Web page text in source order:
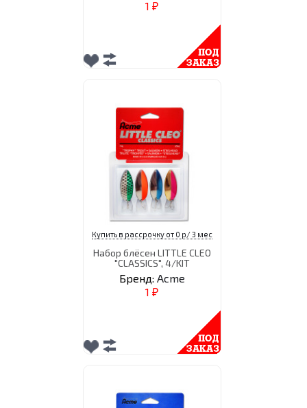
1 ₽
Купить в рассрочку от 0 р/ 3 мес
Набор блёсен LITTLE CLEO
"CLASSICS", 4/KIT
Бренд: Acme
1 ₽